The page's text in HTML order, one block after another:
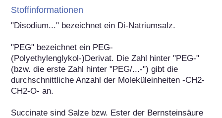
Stoffinformationen
"Disodium..." bezeichnet ein Di-Natriumsalz.
"PEG" bezeichnet ein PEG-
(Polyethylenglykol-)Derivat. Die Zahl hinter "PEG-"
(bzw. die erste Zahl hinter "PEG/...-") gibt die
durchschnittliche Anzahl der Moleküleinheiten -CH2-
CH2-O- an.
Succinate sind Salze bzw. Ester der Bernsteinsäure